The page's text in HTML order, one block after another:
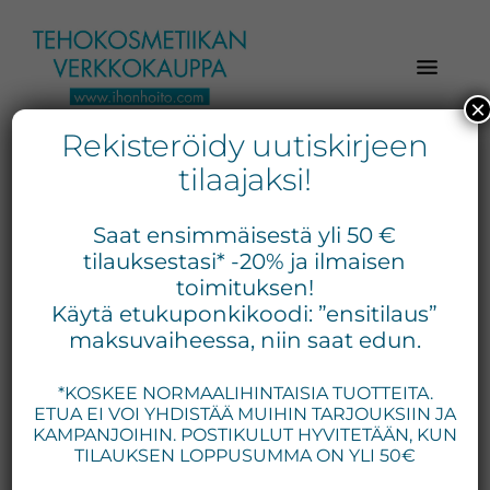
pääsisältöön
ensisijaiseen
sivupalkkiin
alatunnisteeseen
Ihonhoito.com
Kosmetiikan
verkkokauppa
Tilaa
tänään
Verkkokaupasta
tuotteet:
Exuviance,
Medik8,
Priori,
Bion,
Gernétic,
Rekisteröidy uutiskirjeen
tilaajaksi!
Saat ensimmäisestä yli 50 €
tilauksestasi* -20% ja ilmaisen
toimituksen!
Käytä etukuponkikoodi: ”ensitilaus”
maksuvaiheessa, niin saat edun.
*KOSKEE NORMAALIHINTAISIA TUOTTEITA.
ETUA EI VOI YHDISTÄÄ MUIHIN TARJOUKSIIN JA
KAMPANJOIHIN. POSTIKULUT HYVITETÄÄN, KUN
TILAUKSEN LOPPUSUMMA ON YLI 50€
×